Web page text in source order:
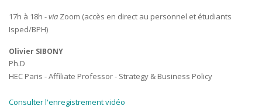
17h à 18h -via Zoom (accès en direct au personnel et étudiants
Isped/BPH)
Olivier SIBONY
Ph.D
HEC Paris - Affiliate Professor - Strategy & Business Policy
Consulter l'enregistrement vidéo